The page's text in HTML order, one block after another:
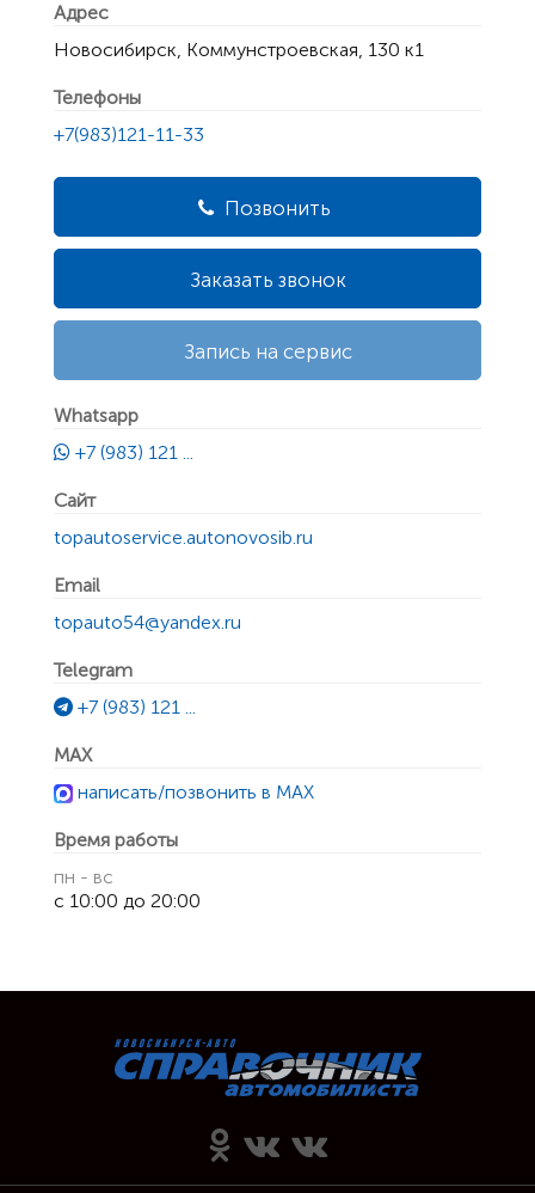
Адрес
Новосибирск, Коммунстроевская, 130 к1
Телефоны
+7(983)121-11-33
Позвонить
Заказать звонок
Запись на сервис
Whatsapp
+7 (983) 121 ...
Сайт
topautoservice.autonovosib.ru
Email
topauto54@yandex.ru
Telegram
+7 (983) 121 ...
MAX
написать/позвонить в MAX
Время работы
пн - вс
с 10:00 до 20:00